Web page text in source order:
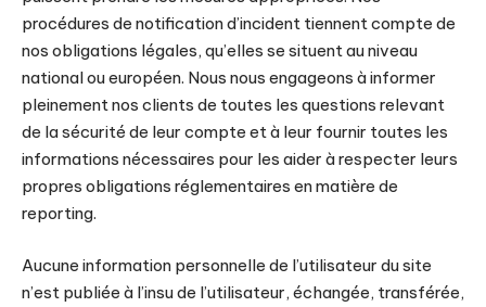
procédures de notification d’incident tiennent compte de
nos obligations légales, qu’elles se situent au niveau
national ou européen. Nous nous engageons à informer
pleinement nos clients de toutes les questions relevant
de la sécurité de leur compte et à leur fournir toutes les
informations nécessaires pour les aider à respecter leurs
propres obligations réglementaires en matière de
reporting.
Aucune information personnelle de l’utilisateur du site
n’est publiée à l’insu de l’utilisateur, échangée, transférée,